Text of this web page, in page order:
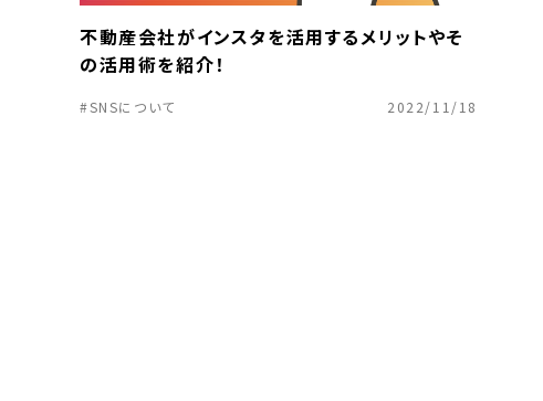
不動産会社がインスタを活用するメリットやそ
の活用術を紹介！
#SNSについて 2022/11/18